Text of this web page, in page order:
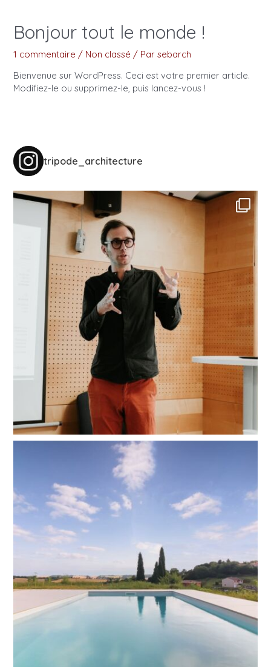
Bonjour tout le monde !
1 commentaire / Non classé / Parsebarch
Bienvenue sur WordPress. Ceci est votre premier article.
Modifiez-le ou supprimez-le, puis lancez-vous !
tripode_architecture